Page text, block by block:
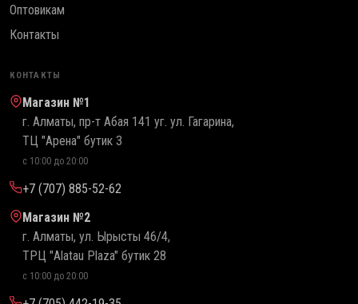
Оптовикам
Контакты
КОНТАКТЫ
Магазин №1
г. Алматы, пр-т Абая 141 уг. ул. Гагарина,
ТЦ "Арена" бутик 3
с 10:00 до 20:00
+7 (707) 885-52-62
Магазин №2
г. Алматы, ул. Ырысты 46/4,
ТРЦ "Alatau Plaza" бутик 28
с 10:00 до 20:00